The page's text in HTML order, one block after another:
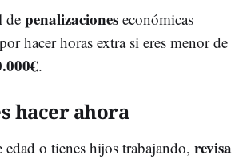
de penalizaciones económicas
por hacer horas extra si eres menor de
.
hacer ahora
edad o tienes hijos trabajando, revisa